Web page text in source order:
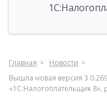
Главная
Новости
Вышла новая версия
«1С:Налогоплательщик 8»,